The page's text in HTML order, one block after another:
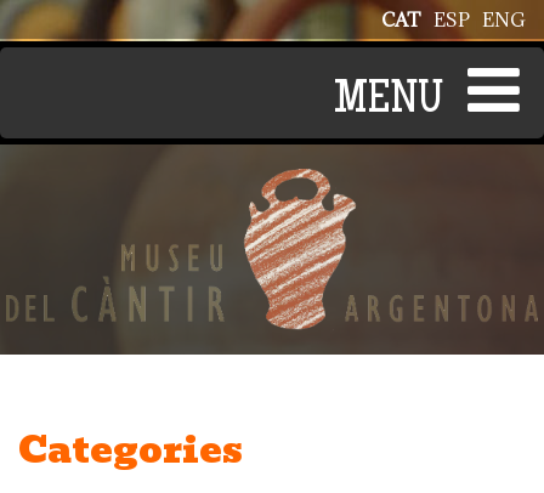
Vés al contingut ENG
ESP
CAT
Categories